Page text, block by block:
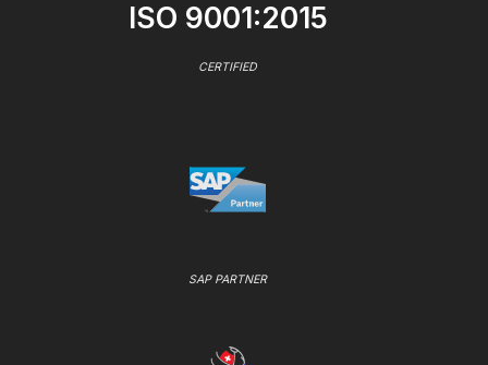
ISO 9001:2015
CERTIFIED
SAP PARTNER